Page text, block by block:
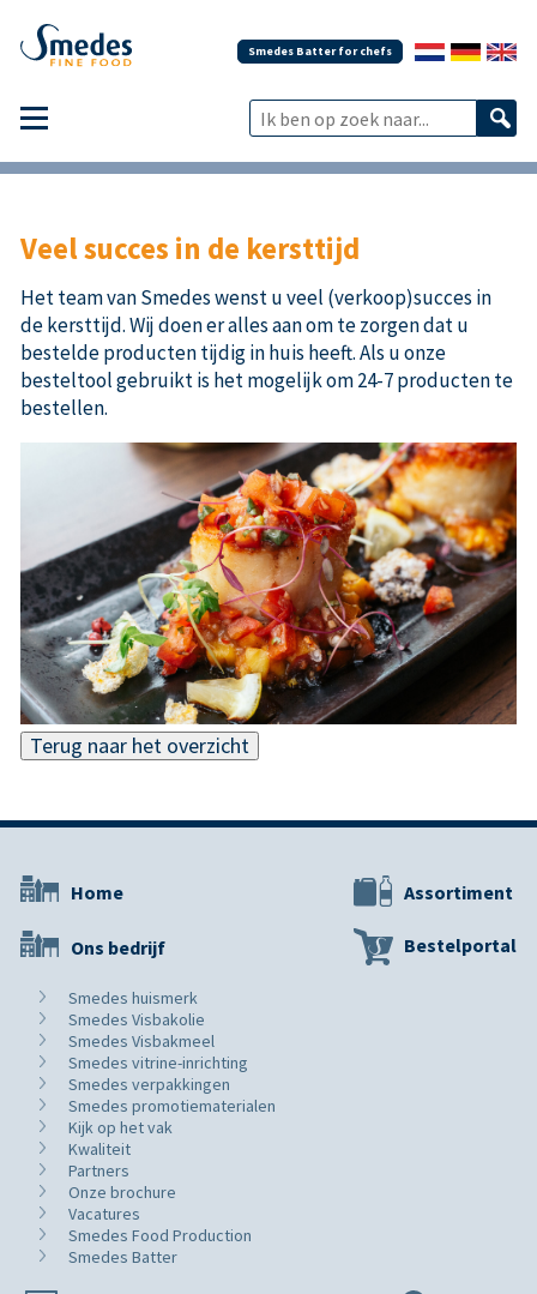
Smedes Batter for chefs
Veel succes in de kersttijd
Het team van Smedes wenst u veel (verkoop)succes in
de kersttijd. Wij doen er alles aan om te zorgen dat u
bestelde producten tijdig in huis heeft. Als u onze
besteltool gebruikt is het mogelijk om 24-7 producten te
bestellen.
Terug naar het overzicht
Home
Ons bedrijf
Smedes huismerk
Smedes Visbakolie
Smedes Visbakmeel
Smedes vitrine-inrichting
Smedes verpakkingen
Smedes promotiematerialen
Kijk op het vak
Kwaliteit
Partners
Onze brochure
Vacatures
Smedes Food Production
Smedes Batter
Assortiment
Bestelportal